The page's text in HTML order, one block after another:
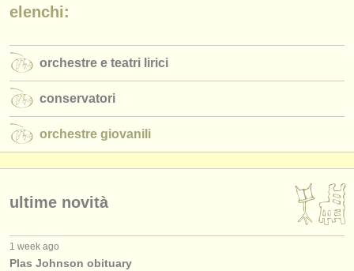
orchestre giovanili
musicalchairs:
riguardo musicalchairs
contattaci
editori:
elenchi:
orchestre e teatri lirici
conservatori
orchestre giovanili
ultime novità
1 week ago
Plas Johnson obituary